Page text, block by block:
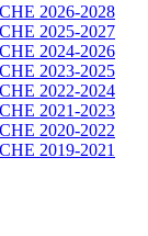
2026-2028
2025-2027
2024-2026
2023-2025
2022-2024
2021-2023
2020-2022
2019-2021